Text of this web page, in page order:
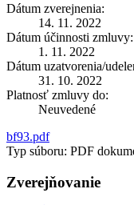
Dátum zverejnenia:
14. 11. 2022
Dátum účinnosti zmluvy:
1. 11. 2022
Dátum uzatvorenia/
31. 10. 2022
Platnosť zmluvy do:
Neuvedené
bf93.pdf
Typ súboru: PDF
Zverejňovanie